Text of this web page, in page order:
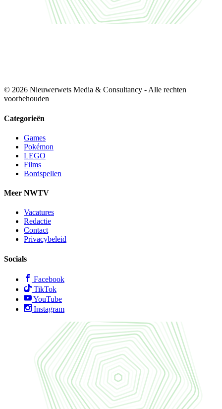
© 2026 Nieuwerwets Media & Consultancy - Alle rechten
voorbehouden
Categorieën
Games
Pokémon
LEGO
Films
Bordspellen
Meer NWTV
Vacatures
Redactie
Contact
Privacybeleid
Socials
Facebook
TikTok
YouTube
Instagram